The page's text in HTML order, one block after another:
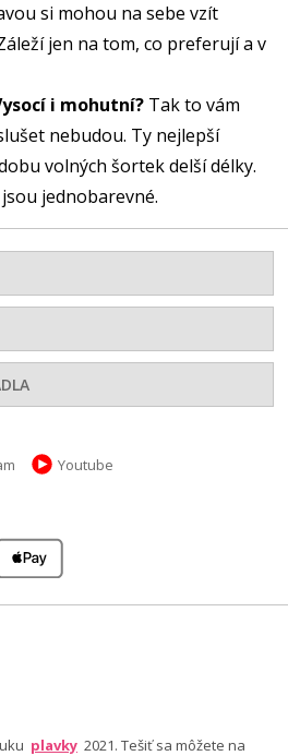
si mohou na sebe vzít
jen na tom, co preferují a v
i mohutní? Tak to vám
nebudou. Ty nejlepší
volných šortek delší délky.
jednobarevné.
Youtube
plavky 2021. Tešiť sa môžete na